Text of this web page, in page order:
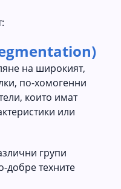
на широкият,
по-хомогенни
които имат
или
групи
добре техните